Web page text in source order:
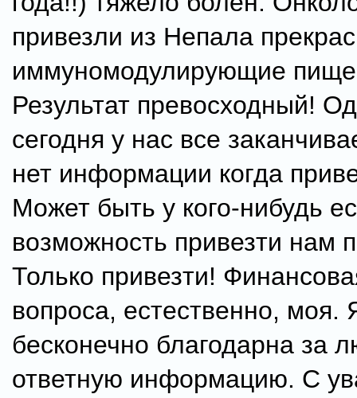
привезли из Непала
иммуномодулирующие
Результат превосходный!
сегодня у нас все
нет информации когда
Может быть у кого-нибудь
возможность привезти нам
Только привезти!
вопроса, естественно, моя.
бесконечно благодарна за
ответную информацию. С